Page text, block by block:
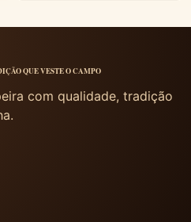
QUE VESTE O CAMPO
com qualidade, tradição